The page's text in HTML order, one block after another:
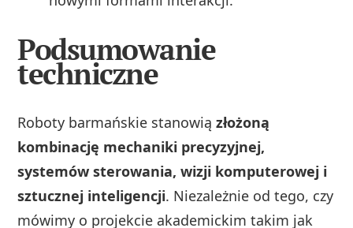
Podsumowanie
techniczne
Roboty barmańskie stanowiązłożoną
kombinację mechaniki precyzyjnej,
systemów sterowania, wizji komputerowej i
sztucznej inteligencji. Niezależnie od tego, czy
mówimy o projekcie akademickim takim jak